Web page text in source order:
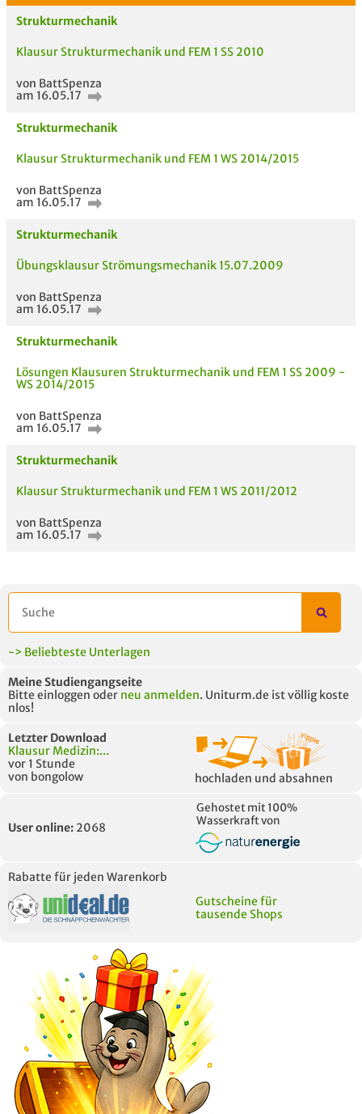
AUCH IM MODUL
Strukturmechanik
Klausur Strukturmechanik und FEM 1 SS 2010
von BattSpenza
am 16.05.17
Strukturmechanik
Klausur Strukturmechanik und FEM 1 WS 2014/2015
von BattSpenza
am 16.05.17
Strukturmechanik
Übungsklausur Strömungsmechanik 15.07.2009
von BattSpenza
am 16.05.17
Strukturmechanik
Lösungen Klausuren Strukturmechanik und FEM 1 SS 2009 -
WS 2014/2015
von BattSpenza
am 16.05.17
Strukturmechanik
Klausur Strukturmechanik und FEM 1 WS 2011/2012
von BattSpenza
am 16.05.17
-> Beliebteste Unterlagen
Meine Studiengangseite
Bitte einloggen oder neu anmelden. Uniturm.de ist völlig koste
nlos!
Letzter Download
Klausur Medizin:...
vor 1 Stunde
von bongolow
hochladen und absahnen
User online: 2068
Gehostet mit 100%
Wasserkraft von
Rabatte für jeden Warenkorb
Gutscheine für
tausende Shops